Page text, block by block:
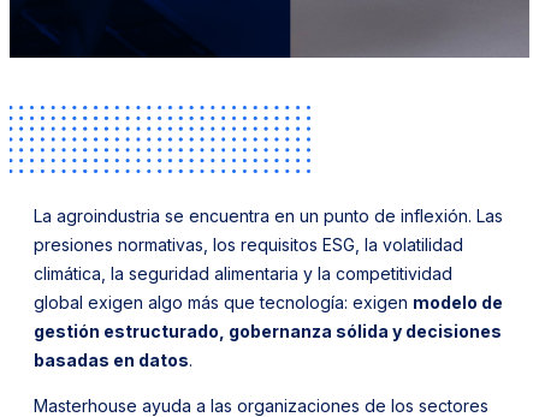
La agroindustria se encuentra en un punto de inflexión. Las
presiones normativas, los requisitos ESG, la volatilidad
climática, la seguridad alimentaria y la competitividad
global exigen algo más que tecnología: exigen modelo de
gestión estructurado, gobernanza sólida y decisiones
basadas en datos.
Masterhouse ayuda a las organizaciones de los sectores